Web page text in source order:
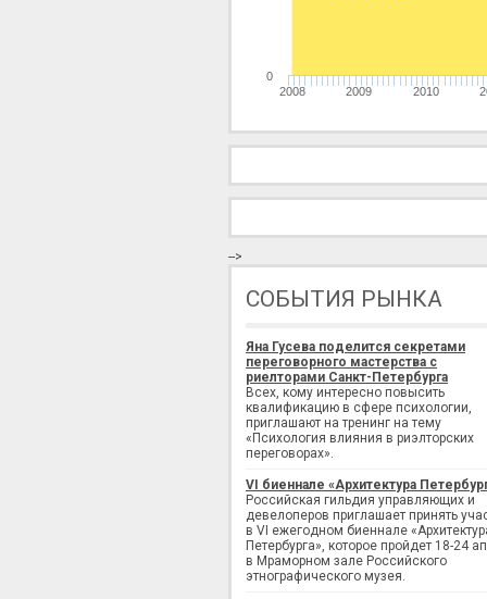
2008 2009 2010
0
-->
СОБЫТИЯ РЫНКА
Яна Гусева поделится секретами
переговорного мастерства с
риелторами Санкт-Петербурга
Всех, кому интересно повысить
квалификацию в сфере психологии,
приглашают на тренинг на тему
«Психология влияния в риэлторских
переговорах».
VI биеннале «Архитектура
Российская гильдия управляющих и
девелоперов приглашает принять
в VI ежегодном биеннале
Петербурга», которое пройдет 18-24
в Мраморном зале Российского
этнографического музея.